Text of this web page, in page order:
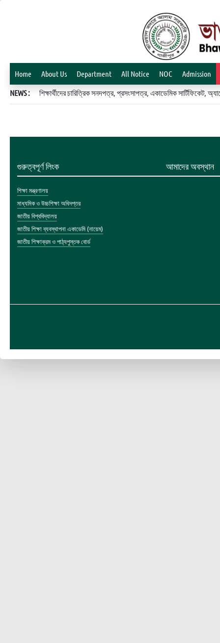
Home About Us Department All Notice NOC Admission
NEWS : শিক্ষার্থীদের চারিত্রিক সনদপত্র, প্রসংসাপত্র, একাডেমিক
গুরুত্বপূর্ণ লিংক
শিক্ষা মন্ত্রণালয়
মাধ্যমিক ও উচ্চশিক্ষা অধিদপ্তর
জাতীয় বিশ্ববিদ্যালয়
জাতীয় শিক্ষা ব্যবস্থাপনা একাডেমি (নায়েম)
জাতীয় শিক্ষাক্রম ও পাঠ্যপুস্তক বোর্ড
আমাদের অবস্থান